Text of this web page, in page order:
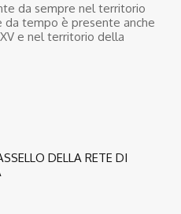
da sempre nel territorio
da tempo è presente anche
e nel territorio della
DELLA RETE DI